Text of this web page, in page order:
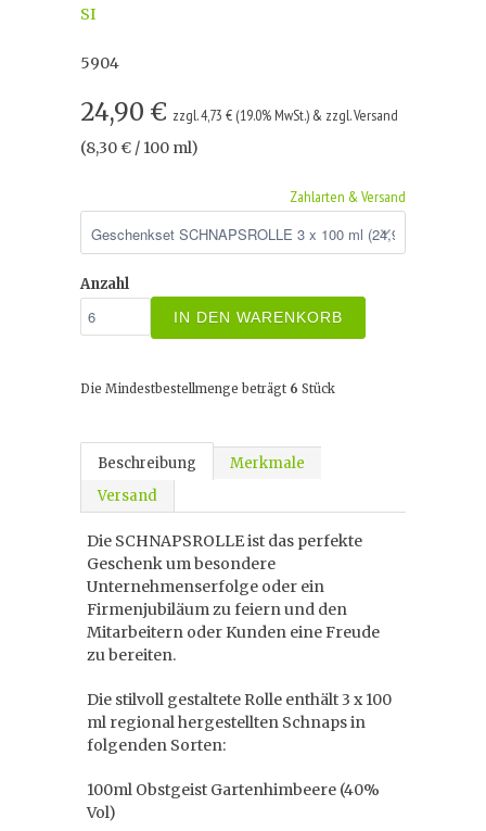
SI
5904
24,90 € zzgl. 4,73 € (19.0% MwSt.) & zzgl. Versand
(8,30 € / 100 ml)
Zahlarten & Versand
Anzahl
IN DEN WARENKORB
Die Mindestbestellmenge beträgt 6 Stück
Beschreibung
Merkmale
Versand
Die SCHNAPSROLLE ist das perfekte
Geschenk um besondere
Unternehmenserfolge oder ein
Firmenjubiläum zu feiern und den
Mitarbeitern oder Kunden eine Freude
zu bereiten.
Die stilvoll gestaltete Rolle enthält 3 x 100
ml regional hergestellten Schnaps in
folgenden Sorten:
100ml Obstgeist Gartenhimbeere (40%
Vol)